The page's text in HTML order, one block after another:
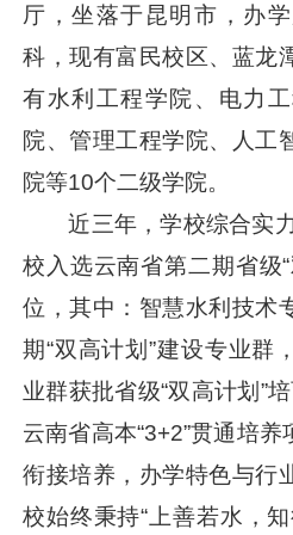
厅，坐落于昆明市，办
科，现有富民校区、蓝龙
有水利工程学院、电力
院、管理工程学院、人工
院等10个二级学院。
近三年，学校综合实
校入选云南省第二期省级
位，其中：智慧水利技术
期“双高计划”建设专业群
业群获批省级“双高计划”
云南省高本“3+2”贯通培
衔接培养，办学特色与行
校始终秉持“上善若水，